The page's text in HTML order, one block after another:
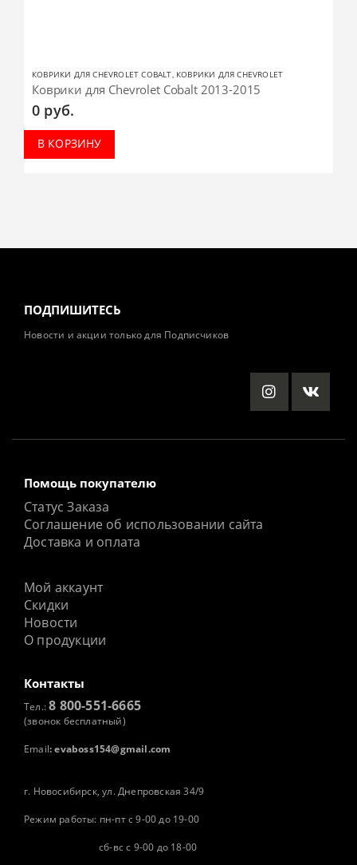
КОВРИКИ ДЛЯ CHEVROLET COBALT, КОВРИКИ ДЛЯ CHEVROLET
Коврики для Chevrolet Cobalt 2013-2015
0 руб.
В КОРЗИНУ
ПОДПИШИТЕСЬ
Новости и акции только для Подписчиков
Помощь покупателю
Статус Заказа
Соглашение об использовании сайта
Доставка и оплата
Мой аккаунт
Скидки
Новости
О продукции
Контакты
Тел.:8 800-551-6665
(звонок бесплатный)
Email: evaboss154@gmail.com
г. Новосибирск, ул. Днепровская 34/9
Режим работы: пн-пт с 9-00 до 19-00
сб-вс с 9-00 до 18-00